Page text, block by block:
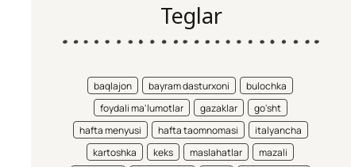
Teglar
baqlajon bayram dasturxoni
bulochka
foydali ma'lumotlar
gazaklar
go'sht
hafta menyusi
hafta taomnomasi
italyancha
kartoshka
keks maslahatlar
mazali